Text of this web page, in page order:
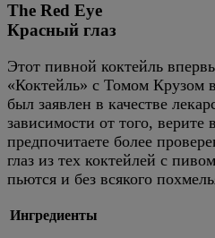
The Red Eye
Красный глаз
Этот пивной коктейль
«Коктейль» с Томом Крузом
был заявлен в качестве
зависимости от того,
предпочитаете более
глаз из тех коктейлей с
пьются и без всякого
Ингредиенты